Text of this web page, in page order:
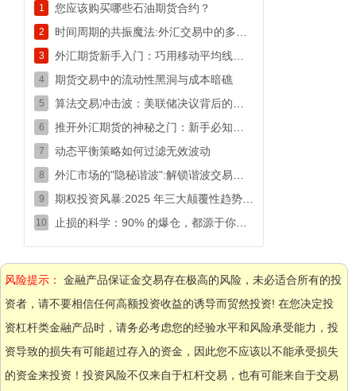
1 您应该购买哪些石油期货合约？
2
3
4 期货交易中的流动性黑洞与成本暗礁
5
6
7 动态平衡策略如何过滤无效波动
8
9
10
风险提示：
金融产品保证金交易存在极高的风险，未必适合所有的投
资者，请不要相信任何高额投资收益的诱导而贸然投资! 在您决定投
资杠杆类金融产品时，请务必考虑您的经验水平和风险承受能力，投
资导致的损失有可能超过存入的资金，因此您不应该以不能承受损失
的资金来投资！投资风险不仅来自于杠杆交易，也有可能来自于交易